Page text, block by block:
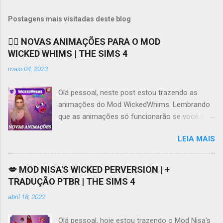
t
u
m
o
e
n
t
á
r
Postagens mais visitadas deste blog
❤️‍🔥 NOVAS ANIMAÇÕES PARA O MOD
WICKED WHIMS | THE SIMS 4
maio 04, 2023
Olá pessoal, neste post estou trazendo as
animações do Mod WickedWhims. Lembrando
que as animações só funcionarão se você tiver
acessar os links para download do Mod e da
tradução no meu Patreon AQUI . Se tiver
dificuldades em acessar o Patreon, este vídeo
AQUI pode ajudar. Ao contrário do que muita
gente diz ou pensa, o Mod WickedWhims não
LEIA MAIS
💋 MOD NISA'S WICKED PERVERSION | +
TRADUÇÃO PTBR | THE SIMS 4
abril 18, 2022
Olá pessoal, hoje estou trazendo o Mod Nisa's